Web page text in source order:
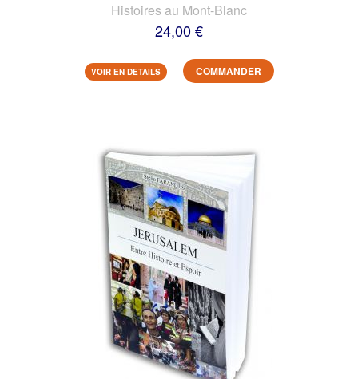
Histoires au Mont-Blanc
24,00 €
VOIR EN DETAILS COMMANDER